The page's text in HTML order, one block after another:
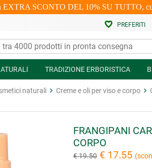
SCONTO DEL 10% SU TUTTO,
PREFERITI
TRADIZIONE ERBORISTICA
naturali Creme e oli per viso e corpo
FRANGIPANI
CORPO
€ 19.50 € 17.55